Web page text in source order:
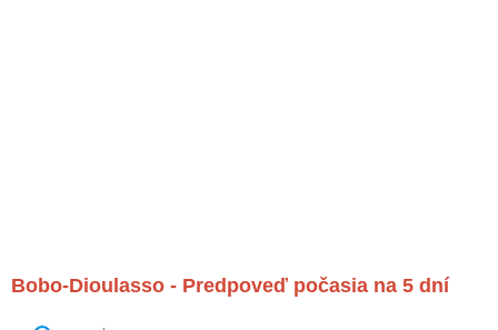
Bobo-Dioulasso - Predpoveď počasia na 5 dní